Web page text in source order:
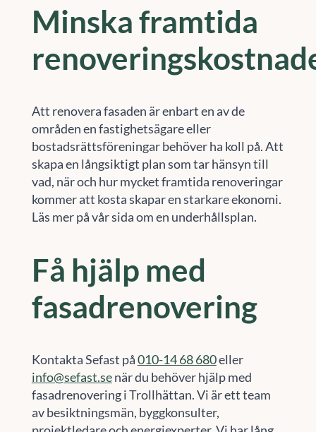
Minska framtida
Att renovera fasaden är enbart en av de
områden en fastighetsägare eller
bostadsrättsföreningar behöver ha koll på. Att
skapa en långsiktigt plan som tar hänsyn till
vad, när och hur mycket framtida renoveringar
kommer att kosta skapar en starkare ekonomi.
Läs mer på vår sida om en underhållsplan.
Få hjälp med
fasadrenovering
Kontakta Sefast på010-14 68 680eller
info@sefast.senär du behöver hjälp med
fasadrenovering i Trollhättan. Vi är ett team
av besiktningsmän, byggkonsulter,